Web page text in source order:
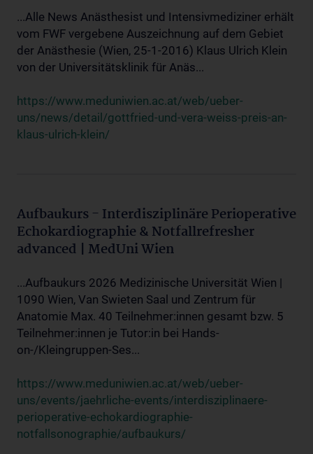
...Alle News Anästhesist und Intensivmediziner erhält
vom FWF vergebene Auszeichnung auf dem Gebiet
der Anästhesie (Wien, 25-1-2016) Klaus Ulrich Klein
von der Universitätsklinik für Anäs...
https://www.meduniwien.ac.at/web/ueber-
uns/news/detail/gottfried-und-vera-weiss-preis-an-
klaus-ulrich-klein/
Aufbaukurs - Interdisziplinäre Perioperative
Echokardiographie & Notfallrefresher
advanced | MedUni Wien
...Aufbaukurs 2026 Medizinische Universität Wien |
1090 Wien, Van Swieten Saal und Zentrum für
Anatomie Max. 40 Teilnehmer:innen gesamt bzw. 5
Teilnehmer:innen je Tutor:in bei Hands-
on-/Kleingruppen-Ses...
https://www.meduniwien.ac.at/web/ueber-
uns/events/jaehrliche-events/interdisziplinaere-
perioperative-echokardiographie-
notfallsonographie/aufbaukurs/